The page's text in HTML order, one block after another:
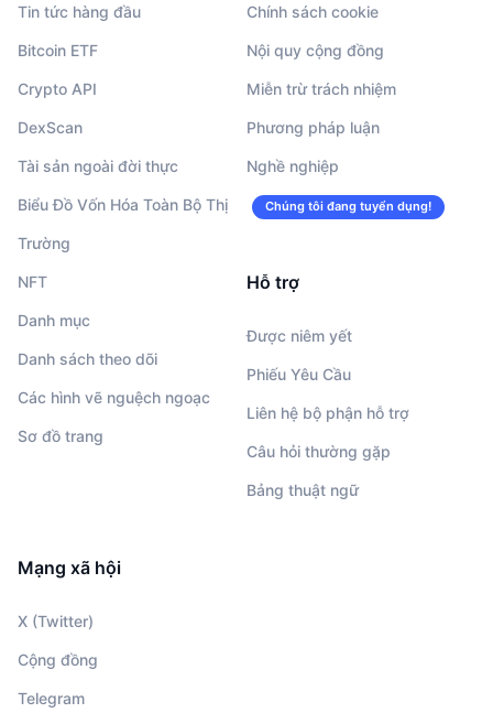
Tin tức hàng đầu
Bitcoin ETF
Crypto API
DexScan
Tài sản ngoài đời thực
Biểu Đồ Vốn Hóa Toàn Bộ Thị
Trường
NFT
Danh mục
Danh sách theo dõi
Các hình vẽ nguệch ngoạc
Sơ đồ trang
Chính sách cookie
Nội quy cộng đồng
Miễn trừ trách nhiệm
Phương pháp luận
Nghề nghiệp
Chúng tôi đang tuyển dụng!
Hỗ trợ
Được niêm yết
Phiếu Yêu Cầu
Liên hệ bộ phận hỗ trợ
Câu hỏi thường gặp
Bảng thuật ngữ
Mạng xã hội
X (Twitter)
Cộng đồng
Telegram